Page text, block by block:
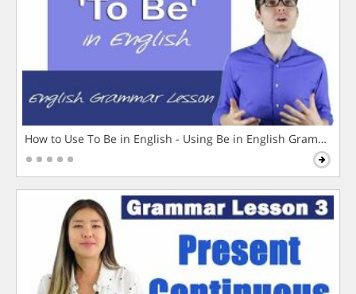
How to Use To Be in English - Using Be in English Grammar